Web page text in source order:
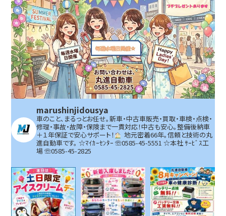
marushinjidousya
車のこと、まるっとお任せ。新車・中古車販売・買取・車検・点検・
修理・事故・故障・保険まで一貫対応！中古も安心。整備後納車
＋１年保証で安心サポート！
地元密着66年。信頼と技術の丸
進自動車です。 ☆ﾏｲｶｰｾﾝﾀｰ ☏0585-45-5551 ☆本社 ｻｰﾋﾞｽ工
場 ☏0585-45-2825